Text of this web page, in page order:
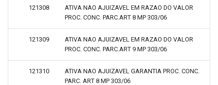
121308
ATIVA NAO AJUIZAVEL EM RAZAO DO VALOR
PROC. CONC. PARC.ART 8 MP 303/06
121309
ATIVA NAO AJUIZAVEL EM RAZAO DO VALOR
PROC. CONC. PARC.ART 9 MP 303/06
121310
ATIVA NAO AJUIZAVEL GARANTIA PROC. CONC.
PARC. ART 8 MP 303/06